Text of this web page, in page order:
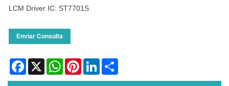
LCM Driver IC: ST7701S
Enviar Consulta
Facebook
X WhatsAppPinterestLinkedIn